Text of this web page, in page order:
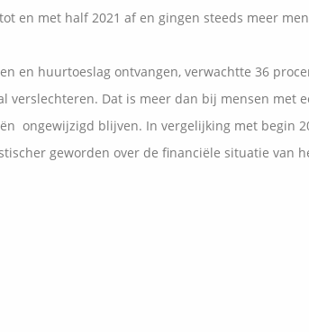
en met half 2021 af en gingen steeds meer
en huurtoeslag ontvangen, verwachtte 36
verslechteren. Dat is meer dan bij mensen met
ongewijzigd blijven. In vergelijking met begin
geworden over de financiële situatie van